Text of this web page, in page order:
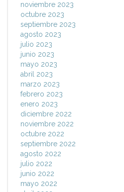
noviembre 2023
octubre 2023
septiembre 2023
agosto 2023
julio 2023
junio 2023
mayo 2023
abril 2023
marzo 2023
febrero 2023
enero 2023
diciembre 2022
noviembre 2022
octubre 2022
septiembre 2022
agosto 2022
julio 2022
junio 2022
mayo 2022